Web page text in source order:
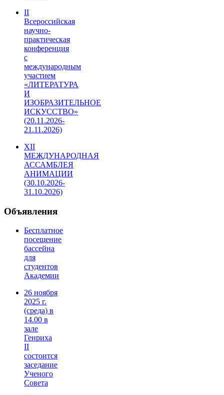
II
Всероссийская
научно-
практическая
конференция
с
международным
участием
«ЛИТЕРАТУРА
И
ИЗОБРАЗИТЕЛЬНОЕ
ИСКУССТВО»
(20.11.2026-
21.11.2026)
XII
МЕЖДУНАРОДНАЯ
АССАМБЛЕЯ
АНИМАЦИИ
(30.10.2026-
31.10.2026)
Объявления
Бесплатное
посещение
бассейна
для
студентов
Академии
26 ноября
2025 г.
(среда) в
14.00 в
зале
Генриха
II
состоится
заседание
Ученого
Совета